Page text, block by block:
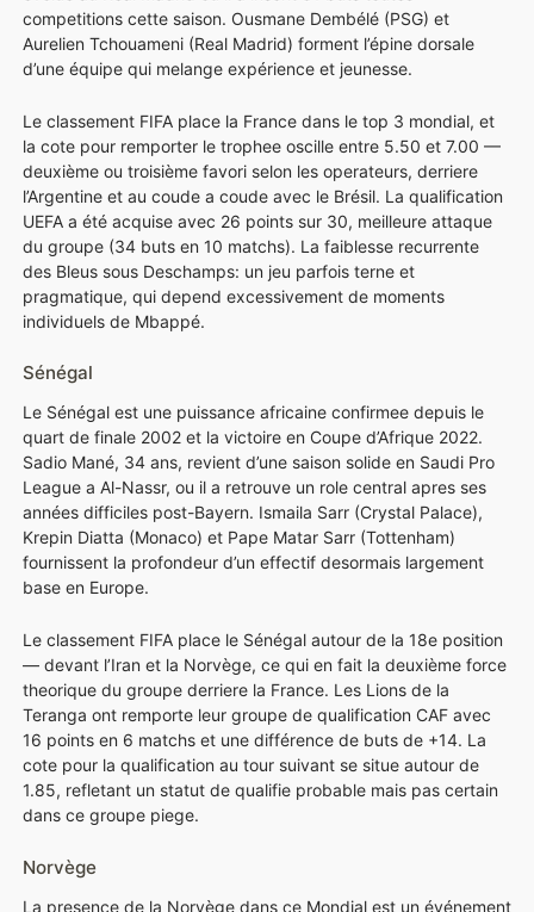
competitions cette saison. Ousmane Dembélé (PSG) et
Aurelien Tchouameni (Real Madrid) forment l’épine dorsale
d’une équipe qui melange expérience et jeunesse.
Le classement FIFA place la France dans le top 3 mondial, et
la cote pour remporter le trophee oscille entre 5.50 et 7.00 —
deuxième ou troisième favori selon les operateurs, derriere
l’Argentine et au coude a coude avec le Brésil. La qualification
UEFA a été acquise avec 26 points sur 30, meilleure attaque
du groupe (34 buts en 10 matchs). La faiblesse recurrente
des Bleus sous Deschamps: un jeu parfois terne et
pragmatique, qui depend excessivement de moments
individuels de Mbappé.
Sénégal
Le Sénégal est une puissance africaine confirmee depuis le
quart de finale 2002 et la victoire en Coupe d’Afrique 2022.
Sadio Mané, 34 ans, revient d’une saison solide en Saudi Pro
League a Al-Nassr, ou il a retrouve un role central apres ses
années difficiles post-Bayern. Ismaila Sarr (Crystal Palace),
Krepin Diatta (Monaco) et Pape Matar Sarr (Tottenham)
fournissent la profondeur d’un effectif desormais largement
base en Europe.
Le classement FIFA place le Sénégal autour de la 18e position
— devant l’Iran et la Norvège, ce qui en fait la deuxième force
theorique du groupe derriere la France. Les Lions de la
Teranga ont remporte leur groupe de qualification CAF avec
16 points en 6 matchs et une différence de buts de +14. La
cote pour la qualification au tour suivant se situe autour de
1.85, refletant un statut de qualifie probable mais pas certain
dans ce groupe piege.
Norvège
La presence de la Norvège dans ce Mondial est un événement